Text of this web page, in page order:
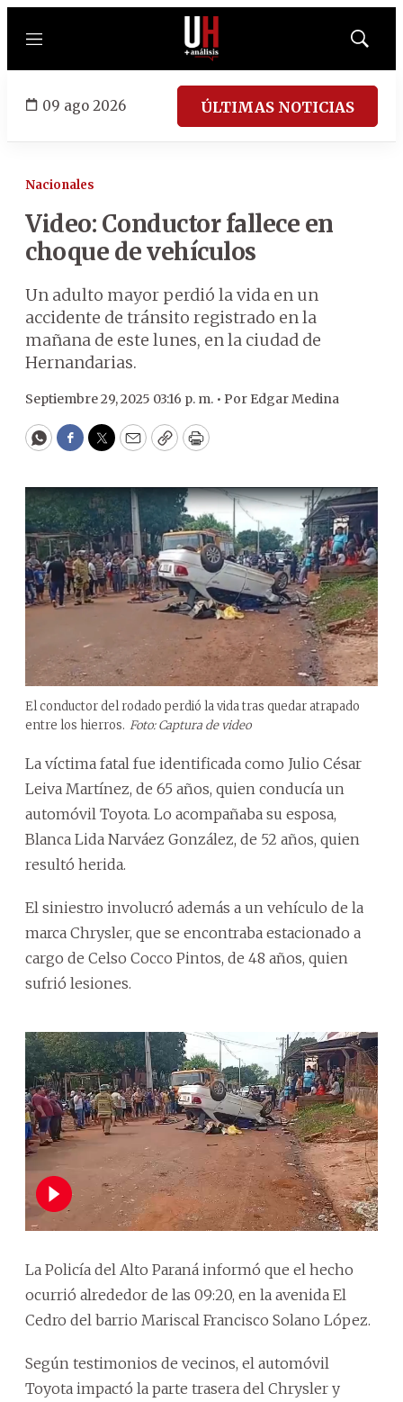
Menú
Mostrar
09 ago 2026 ÚLTIMAS NOTICIAS
Nacionales
Video: Conductor fallece en
choque de vehículos
Un adulto mayor perdió la vida en un
accidente de tránsito registrado en la
mañana de este lunes, en la ciudad de
Hernandarias.
Septiembre 29, 2025 03:16 p. m. • Por Edgar Medina
WhatsApp
Facebook
Twitter
EmailCopyPrint
El conductor del rodado perdió la vida tras quedar atrapado
entre los hierros. Foto: Captura de video
La víctima fatal fue identificada como Julio César
Leiva Martínez, de 65 años, quien conducía un
automóvil Toyota. Lo acompañaba su esposa,
Blanca Lida Narváez González, de 52 años, quien
resultó herida.
El siniestro involucró además a un vehículo de la
marca Chrysler, que se encontraba estacionado a
cargo de Celso Cocco Pintos, de 48 años, quien
sufrió lesiones.
La Policía del Alto Paraná informó que el hecho
ocurrió alrededor de las 09:20, en la avenida El
Cedro del barrio Mariscal Francisco Solano López.
Según testimonios de vecinos, el automóvil
Toyota impactó la parte trasera del Chrysler y